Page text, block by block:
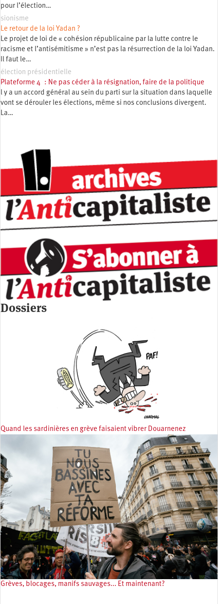
pour l’élection…
sionisme
Le retour de la loi Yadan ?
Le projet de loi de « cohésion républicaine par la lutte contre le
racisme et l’antisémitisme » n’est pas la résurrection de la loi Yadan.
Il faut le…
élection présidentielle
Plateforme 4 : Ne pas céder à la résignation, faire de la politique
l y a un accord général au sein du parti sur la situation dans laquelle
vont se dérouler les élections, même si nos conclusions divergent.
La…
Dossiers
Quand les sardinières en grève faisaient vibrer Douarnenez
Grèves, blocages, manifs sauvages... Et maintenant?